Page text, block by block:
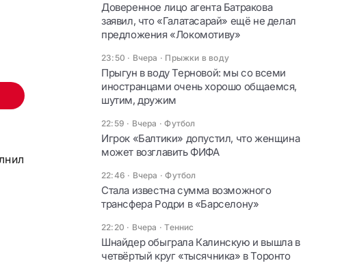
Доверенное лицо агента Батракова
заявил, что «Галатасарай» ещё не делал
предложения «Локомотиву»
23:50 · Вчера · Прыжки в воду
Прыгун в воду Терновой: мы со всеми
иностранцами очень хорошо общаемся,
шутим, дружим
22:59 · Вчера ·Футбол
Игрок «Балтики» допустил, что женщина
может возглавить ФИФА
22:46 · Вчера ·Футбол
Стала известна сумма возможного
трансфера Родри в «Барселону»
22:20 · Вчера ·Теннис
Шнайдер обыграла Калинскую и вышла в
четвёртый круг «тысячника» в Торонто